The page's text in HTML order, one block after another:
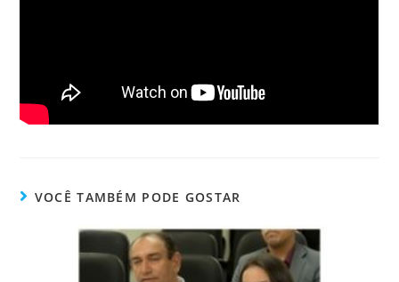
VOCÊ TAMBÉM PODE GOSTAR